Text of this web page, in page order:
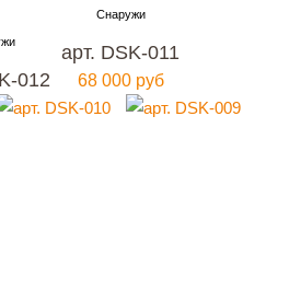
012
арт. DSK-011
68 000 руб
входную дверь в
и по привлекательной
цене?